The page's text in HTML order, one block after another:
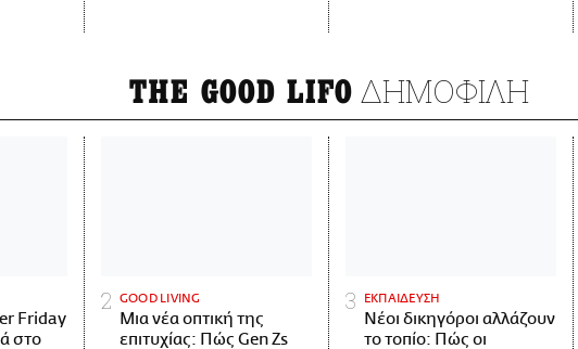
THE GOOD LIFO ΔΗΜΟΦΙΛΗ
Friday
στο
GOOD LIVING
Μια νέα οπτική της
επιτυχίας: Πώς Gen Zs
ΕΚΠΑΙΔΕΥΣΗ
Νέοι δικηγόροι αλλάζουν
το τοπίο: Πώς οι